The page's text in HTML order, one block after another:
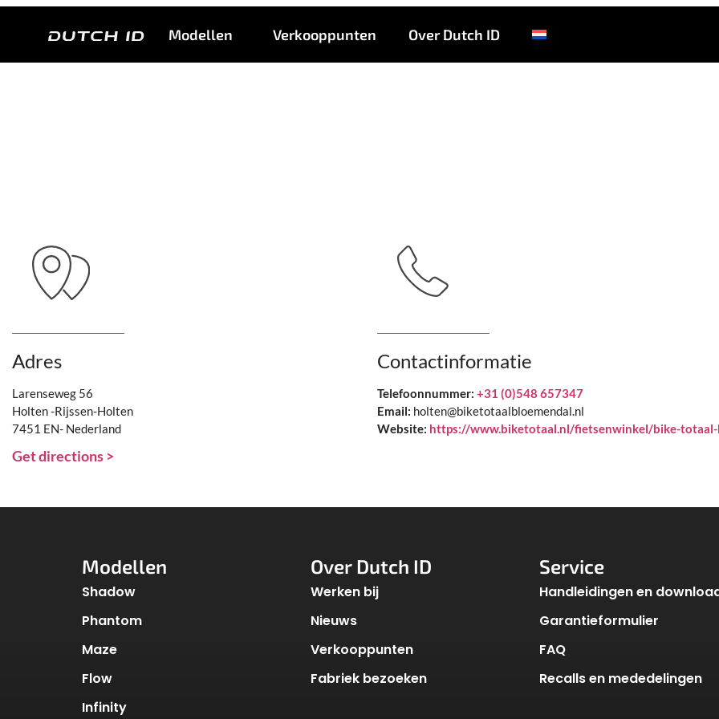
Modellen Verkooppunten Over Dutch ID
Bike Totaal Holten
Adres
Larenseweg 56
Holten -Rijssen-Holten
7451 EN- Nederland
Get directions >
Contactinformatie
Telefoonnummer: +31 (0)548 657347
Email: holten@biketotaalbloemendal.nl
Website: https://www.biketotaal.nl/fietsenwinkel/bike-
Modellen
Shadow
Phantom
Maze
Flow
Infinity
Over Dutch ID
Werken bij
Nieuws
Verkooppunten
Fabriek bezoeken
Service
Handleidingen en
Garantieformulier
FAQ
Recalls en mededelingen